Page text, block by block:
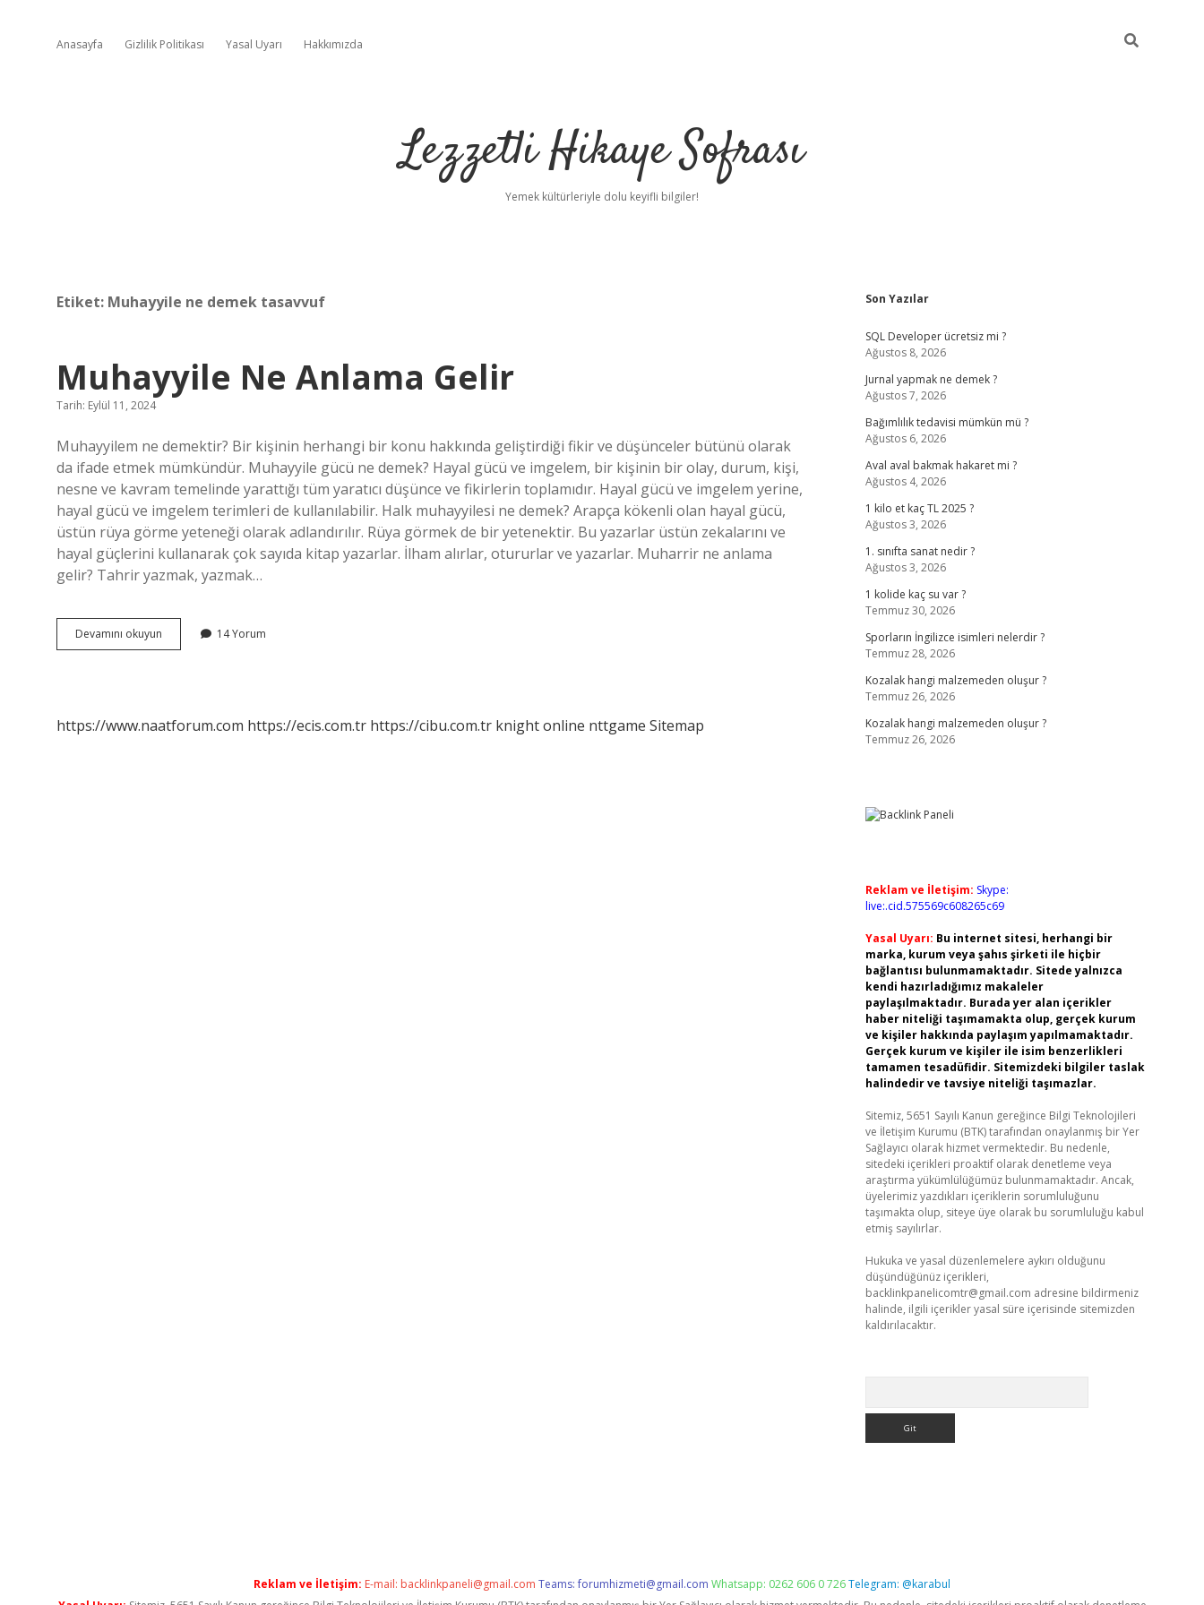
Anasayfa Gizlilik Politikası Yasal Uyarı Hakkımızda
Lezzetli Hikaye Sofrası
Yemek kültürleriyle dolu keyifli bilgiler!
Etiket: Muhayyile ne demek tasavvuf
Muhayyile Ne Anlama Gelir
Tarih: Eylül 11, 2024
Muhayyilem ne demektir? Bir kişinin herhangi bir konu hakkında geliştirdiği fikir ve düşünceler bütünü olarak
da ifade etmek mümkündür. Muhayyile gücü ne demek? Hayal gücü ve imgelem, bir kişinin bir olay, durum, kişi,
nesne ve kavram temelinde yarattığı tüm yaratıcı düşünce ve fikirlerin toplamıdır. Hayal gücü ve imgelem yerine,
hayal gücü ve imgelem terimleri de kullanılabilir. Halk muhayyilesi ne demek? Arapça kökenli olan hayal gücü,
üstün rüya görme yeteneği olarak adlandırılır. Rüya görmek de bir yetenektir. Bu yazarlar üstün zekalarını ve
hayal güçlerini kullanarak çok sayıda kitap yazarlar. İlham alırlar, otururlar ve yazarlar. Muharrir ne anlama
gelir? Tahrir yazmak, yazmak…
Devamını okuyun Muhayyile
Ne
14 Yorum
https://www.naatforum.com https://ecis.com.tr https://cibu.com.tr knight online nttgame Sitemap
Sidebar
Son Yazılar
SQL Developer ücretsiz mi ?
Ağustos 8, 2026
Jurnal yapmak ne demek ?
Ağustos 7, 2026
Bağımlılık tedavisi mümkün mü ?
Ağustos 6, 2026
Aval aval bakmak hakaret mi ?
Ağustos 4, 2026
1 kilo et kaç TL 2025 ?
Ağustos 3, 2026
1. sınıfta sanat nedir ?
Ağustos 3, 2026
1 kolide kaç su var ?
Temmuz 30, 2026
Sporların İngilizce isimleri nelerdir ?
Temmuz 28, 2026
Kozalak hangi malzemeden oluşur ?
Temmuz 26, 2026
Kozalak hangi malzemeden oluşur ?
Temmuz 26, 2026
Reklam ve İletişim: Skype:
live:.cid.575569c608265c69
Yasal Uyarı: Bu internet sitesi, herhangi bir
marka, kurum veya şahıs şirketi ile hiçbir
bağlantısı bulunmamaktadır. Sitede yalnızca
kendi hazırladığımız makaleler
paylaşılmaktadır. Burada yer alan içerikler
haber niteliği taşımamakta olup, gerçek kurum
ve kişiler hakkında paylaşım yapılmamaktadır.
Gerçek kurum ve kişiler ile isim benzerlikleri
tamamen tesadüfidir. Sitemizdeki bilgiler taslak
halindedir ve tavsiye niteliği taşımazlar.
Sitemiz, 5651 Sayılı Kanun gereğince Bilgi Teknolojileri
ve İletişim Kurumu (BTK) tarafından onaylanmış bir Yer
Sağlayıcı olarak hizmet vermektedir. Bu nedenle,
sitedeki içerikleri proaktif olarak denetleme veya
araştırma yükümlülüğümüz bulunmamaktadır. Ancak,
üyelerimiz yazdıkları içeriklerin sorumluluğunu
taşımakta olup, siteye üye olarak bu sorumluluğu kabul
etmiş sayılırlar.
Hukuka ve yasal düzenlemelere aykırı olduğunu
düşündüğünüz içerikleri,
backlinkpanelicomtr@gmail.com adresine bildirmeniz
halinde, ilgili içerikler yasal süre içerisinde sitemizden
kaldırılacaktır.
Reklam ve İletişim: E-mail: backlinkpaneli@gmail.com Teams:forumhizmeti@gmail.com Whatsapp: 0262 606 0 726Telegram: @karabul